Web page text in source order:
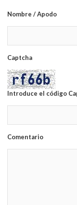
Nombre / Apodo
Captcha
Introduce el código
Comentario